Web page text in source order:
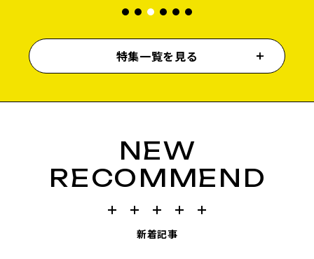
特集一覧を見る
NEW
RECOMMEND
新着記事